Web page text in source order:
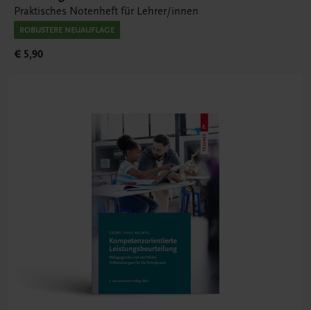
Praktisches Notenheft für Lehrer/innen
ROBUSTERE NEUAUFLAGE
€ 5,90